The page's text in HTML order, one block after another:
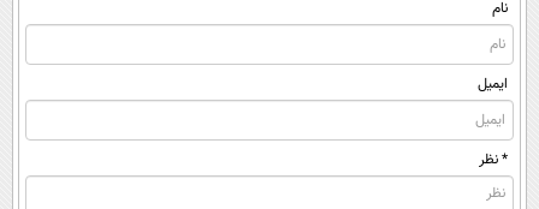
نام
ایمیل
* نظر